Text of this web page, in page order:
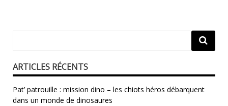
ARTICLES RÉCENTS
Pat’ patrouille : mission dino – les chiots héros débarquent
dans un monde de dinosaures